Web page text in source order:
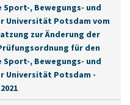
, Bewegungs- und
Universität Potsdam vom
zur Änderung der
für den
, Bewegungs- und
Universität Potsdam -